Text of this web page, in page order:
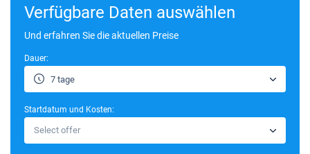
24/10/2026 - 31/10/2026
€2873
07/11/2026 - 14/11/2026
Buchen Sie diese Yacht
Verfügbare Daten auswählen
Und erfahren Sie die aktuellen Preise
Dauer:
7 tage
Startdatum und Kosten:
Select offer